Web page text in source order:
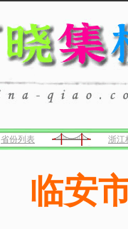
省份列表 浙江
临安